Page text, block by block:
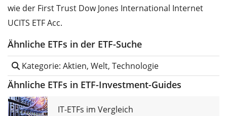
wie der First Trust Dow Jones International Internet
UCITS ETF Acc.
Ähnliche ETFs in der ETF-Suche
Kategorie: Aktien, Welt, Technologie
Ähnliche ETFs in ETF-Investment-Guides
IT-ETFs im Vergleich